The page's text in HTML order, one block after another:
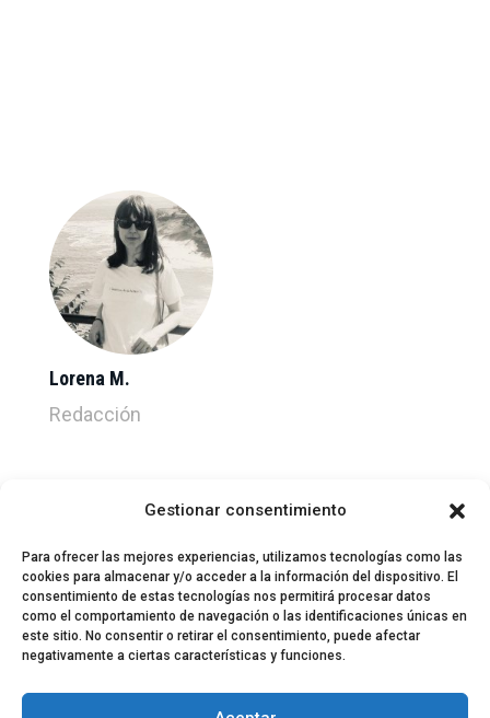
Gestionar consentimiento
Para ofrecer las mejores experiencias, utilizamos tecnologías como las
cookies para almacenar y/o acceder a la información del dispositivo. El
consentimiento de estas tecnologías nos permitirá procesar datos
como el comportamiento de navegación o las identificaciones únicas en
este sitio. No consentir o retirar el consentimiento, puede afectar
negativamente a ciertas características y funciones.
Lorena M.
Redacción